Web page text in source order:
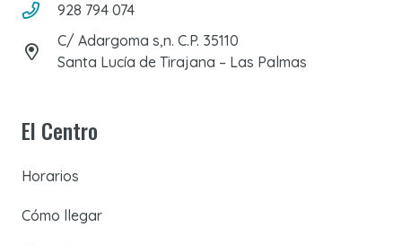
928 794 074
C/ Adargoma s,n. C.P. 35110
Santa Lucía de Tirajana – Las Palmas
El Centro
Horarios
Cómo llegar